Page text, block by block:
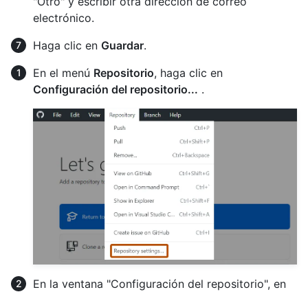
electrónico.
Haga clic en Guardar.
En el menú Repositorio, haga clic en
Configuración del repositorio... .
En la ventana "Configuración del repositorio", en